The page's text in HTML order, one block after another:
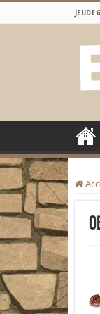
JEUDI